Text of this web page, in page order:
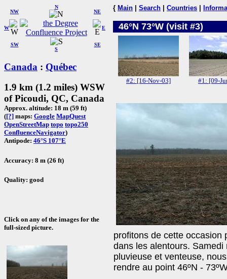
W
NW
N
NE
SW
S
SE
E
Canada : Québec
1.9 km (1.2 miles) WSW
of Picoudi, QC, Canada
Approx. altitude: 18 m (59 ft)
([?] maps: Google MapQuest
OpenStreetMap topo topo250
ConfluenceNavigator)
Antipode: 46°S 107°E
Accuracy: 8 m (26 ft)
Quality: good
Click on any of the images for the
full-sized picture.
{ Main Search Countries
46°N 73°W (visit #3)
#2: [16-Nov-03] #1: [09-
profitons de cette occasion
dans les alentours.
pluvieuse et venteuse,
rendre au point 46ºN -